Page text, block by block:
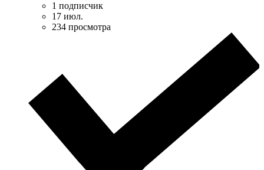
1 подписчик
17 июл.
234 просмотра